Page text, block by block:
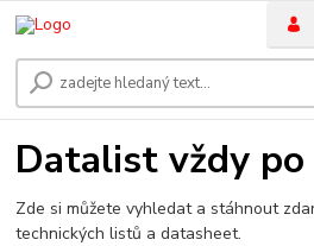
Datalist vždy po
Zde si můžete vyhledat a stáhnout
technických listů a datasheet.